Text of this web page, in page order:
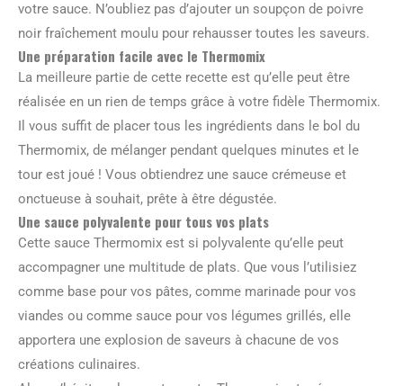
votre sauce. N’oubliez pas d’ajouter un soupçon de poivre
noir fraîchement moulu pour rehausser toutes les saveurs.
Une préparation facile avec le Thermomix
La meilleure partie de cette recette est qu’elle peut être
réalisée en un rien de temps grâce à votre fidèle Thermomix.
Il vous suffit de placer tous les ingrédients dans le bol du
Thermomix, de mélanger pendant quelques minutes et le
tour est joué ! Vous obtiendrez une sauce crémeuse et
onctueuse à souhait, prête à être dégustée.
Une sauce polyvalente pour tous vos plats
Cette sauce Thermomix est si polyvalente qu’elle peut
accompagner une multitude de plats. Que vous l’utilisiez
comme base pour vos pâtes, comme marinade pour vos
viandes ou comme sauce pour vos légumes grillés, elle
apportera une explosion de saveurs à chacune de vos
créations culinaires.